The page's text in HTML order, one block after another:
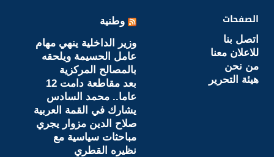
الصفحات
اتصل بنا
للاعلان معنا
من نحن
هيئة التحرير
وطنية
وزير الداخلية ينهي مهام
عامل الحسيمة ويلحقه
بالمصالح المركزية
بعد مقاطعة دامت 12
عاما.. محمد السادس
يشارك في القمة العربية
صلاح الدين مزوار يجري
مباحثات سياسية مع
نظيره القطري